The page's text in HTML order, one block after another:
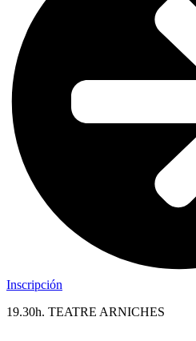
Inscripción
19.30h. TEATRE ARNICHES